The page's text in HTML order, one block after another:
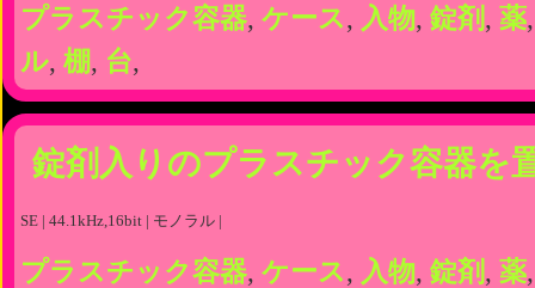
プラスチック容器, ケース, 入物, 錠剤 , 薬
ル, 棚, 台,
錠剤入りのプラスチック容器を
SE | 44.1kHz,16bit | モノラル |
プラスチック容器, ケース, 入物, 錠剤 , 薬